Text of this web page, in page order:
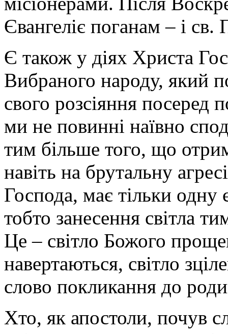
Євангеліє поганам – і
Є також у діях Христа
Вибраного народу, який
свого розсіяння посеред
ми не повинні наївно
тим більше того, що
навіть на брутальну
Господа, має тільки одну
тобто занесення світла
Це – світло Божого
навертаються, світло
слово покликання до
Хто, як апостоли, почув